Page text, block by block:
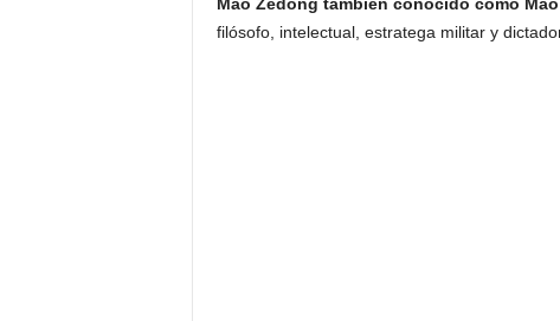
filósofo, intelectual, estratega militar y